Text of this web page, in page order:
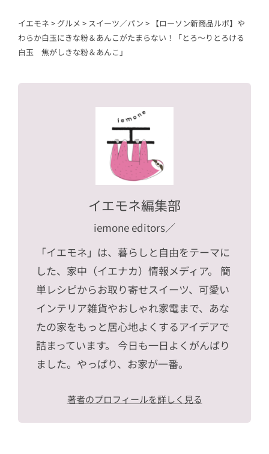
イエモネ > グルメ > スイーツ／パン > 【ローソン新商品ルポ】や
わらか白玉にきな粉＆あんこがたまらない！「とろ〜りとろける
白玉 焦がしきな粉＆あんこ」
イエモネ編集部
iemone editors／
「イエモネ」は、暮らしと自由をテーマに
した、家中（イエナカ）情報メディア。 簡
単レシピからお取り寄せスイーツ、可愛い
インテリア雑貨やおしゃれ家電まで、あな
たの家をもっと居心地よくするアイデアで
詰まっています。 今日も一日よくがんばり
ました。やっぱり、お家が一番。
著者のプロフィールを詳しく見る